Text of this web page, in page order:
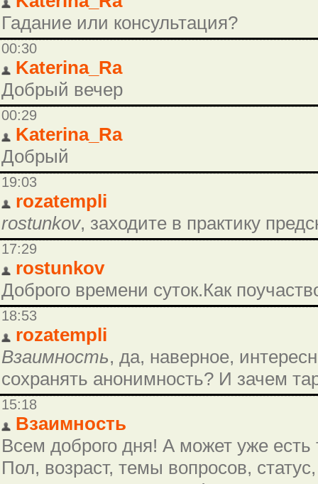
Гадание или консультация?
00:30
Katerina_Ra
Добрый вечер
00:29
Katerina_Ra
Добрый
19:03
rozatempli
rostunkov, заходите в практику
17:29
rostunkov
Доброго времени суток.Как
18:53
rozatempli
Взаимность, да, наверное,
сохранять анонимность? И зачем
15:18
Взаимность
Всем доброго дня! А может уже есть
Пол, возраст, темы вопросов,